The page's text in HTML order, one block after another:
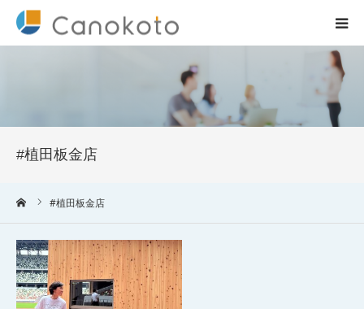
#植田板金店
#植田板金店
会社概要
ブログ
実績
コラム一覧